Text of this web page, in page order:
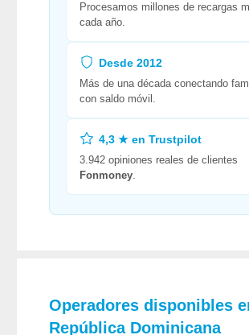
Procesamos millones de recargas
cada año.
Desde 2012
Más de una década conectando
con saldo móvil.
4,3 ★ en Trustpilot
3.942 opiniones reales de clientes
Fonmoney.
Operadores disponibles
República Dominicana